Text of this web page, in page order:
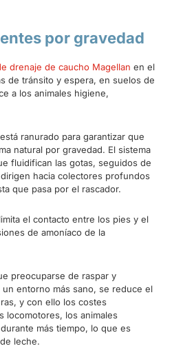
por gravedad
drenaje de caucho Magellan en el
de tránsito y espera, en suelos de
a los animales higiene,
ranurado para garantizar que
natural por gravedad. El sistema
fluidifican las gotas, seguidos de
hacia colectores profundos
que pasa por el rascador.
el contacto entre los pies y el
de amoníaco de la
preocuparse de raspar y
entorno más sano, se reduce el
y con ello los costes
locomotores, los animales
más tiempo, lo que es
leche.